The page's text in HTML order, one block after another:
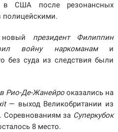
США после резонансных
полицейскими.
новый президент Филиппин
войну наркоманами
без суда из следствия были
Рио-Де-Жанейрооказались на
— выход Великобритании из
Соревнованиям за Суперкубок
8 место.